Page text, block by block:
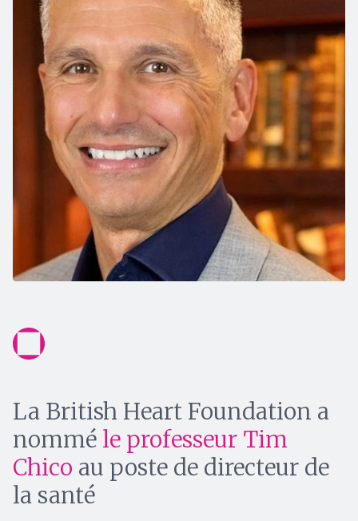
La British Heart Foundation a
nommé le professeur Tim
Chico au poste de directeur de
la santé